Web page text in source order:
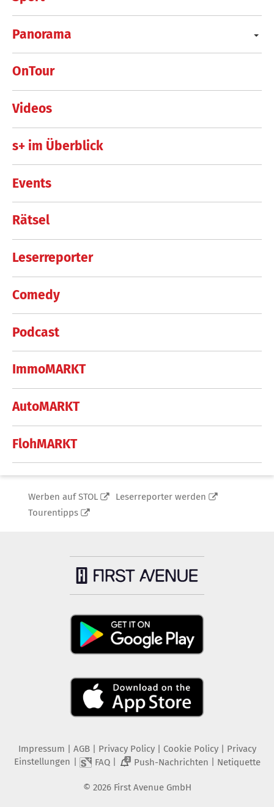
Panorama
OnTour
Videos
s+ im Überblick
Events
Rätsel
Leserreporter
Comedy
Podcast
ImmoMARKT
AutoMARKT
FlohMARKT
Werben auf STOL
Leserreporter werden
Tourentipps
Impressum AGB Privacy Policy| Cookie Policy| Privacy
Einstellungen
FAQ| 2 Push-Nachrichten Netiquette
© 2026 First Avenue GmbH